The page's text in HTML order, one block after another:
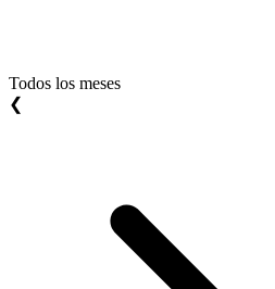
Todos los meses
❮